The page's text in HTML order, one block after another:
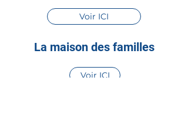
Voir ICI
La maison des familles
Voir ICI